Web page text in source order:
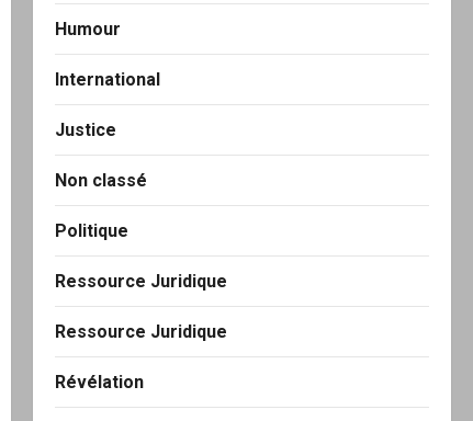
Humour
International
Justice
Non classé
Politique
Ressource Juridique
Ressource Juridique
Révélation